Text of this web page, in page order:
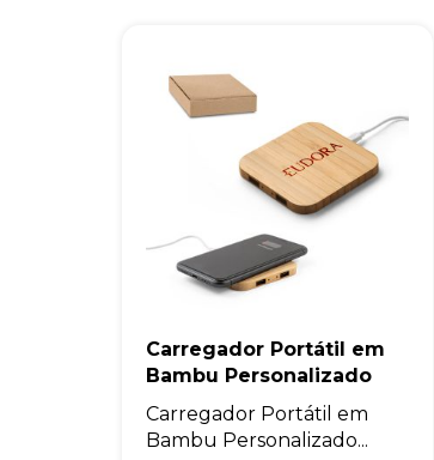
Carregador Portátil em
Bambu Personalizado
Carregador Portátil em
Bambu Personalizado...